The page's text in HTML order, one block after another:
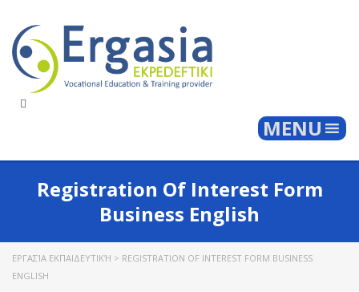
MENU
Registration Of Interest Form
Business English
ΕΡΓΑΣΊΑ ΕΚΠΑΙΔΕΥΤΙΚΉ > REGISTRATION OF INTEREST FORM BUSINESS
ENGLISH